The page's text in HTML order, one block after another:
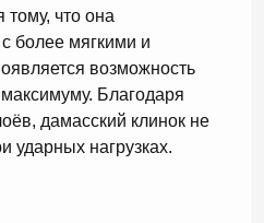
что она
более мягкими и
возможность
Благодаря
дамасский клинок не
ударных нагрузках.